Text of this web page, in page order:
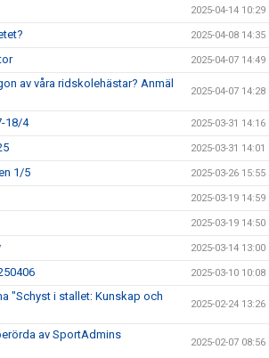
2025-04-14 10:29
2025-04-08 14:35
2025-04-07 14:49
av våra ridskolehästar? Anmäl
2025-04-07 14:28
18/4 2025-03-31 14:16
2025-03-31 14:01
1/5 2025-03-26 15:55
2025-03-19 14:59
2025-03-19 14:50
2025-03-14 13:00
2025-03-10 10:08
"Schyst i stallet: Kunskap och
2025-02-24 13:26
av SportAdmins
2025-02-07 08:56